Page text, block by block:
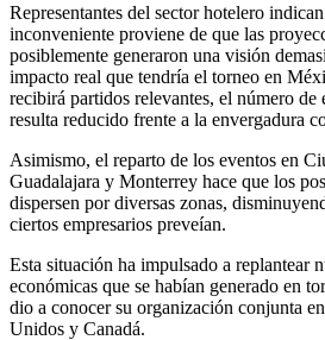
Representantes del sector hotelero
inconveniente proviene de que las
posiblemente generaron una visión
impacto real que tendría el torneo en
recibirá partidos relevantes, el número de
resulta reducido frente a la envergadura
Asimismo, el reparto de los eventos en
Guadalajara y Monterrey hace que los
dispersen por diversas zonas,
ciertos empresarios preveían.
Esta situación ha impulsado a replantear
económicas que se habían generado en
dio a conocer su organización conjunta
Unidos y Canadá.